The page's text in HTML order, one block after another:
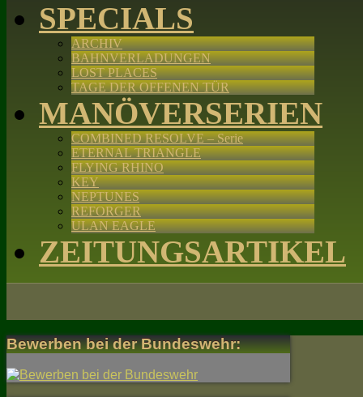
SPECIALS
ARCHIV
BAHNVERLADUNGEN
LOST PLACES
TAGE DER OFFENEN TÜR
MANÖVERSERIEN
COMBINED RESOLVE – Serie
ETERNAL TRIANGLE
FLYING RHINO
KEY
NEPTUNES
REFORGER
ULAN EAGLE
ZEITUNGSARTIKEL
Bewerben bei der Bundeswehr: